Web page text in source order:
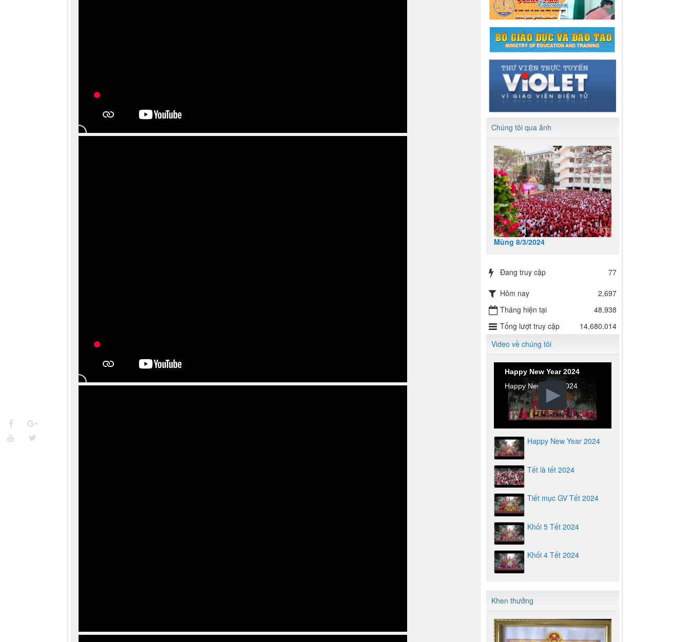
Chúng tôi qua ảnh
Mùng 8/3/2024
Đang truy cập 77
Hôm nay
2,697
Tháng hiện tại
48,938
Tổng lượt truy cập
14,680,014
Video về chúng tôi
Happy New Year 2024
Happy New Year 2024
Happy New Year 2024
Tết là tết 2024
Tiết mục GV Tết 2024
Khối 5 Tết 2024
Khối 4 Tết 2024
Khen thưởng